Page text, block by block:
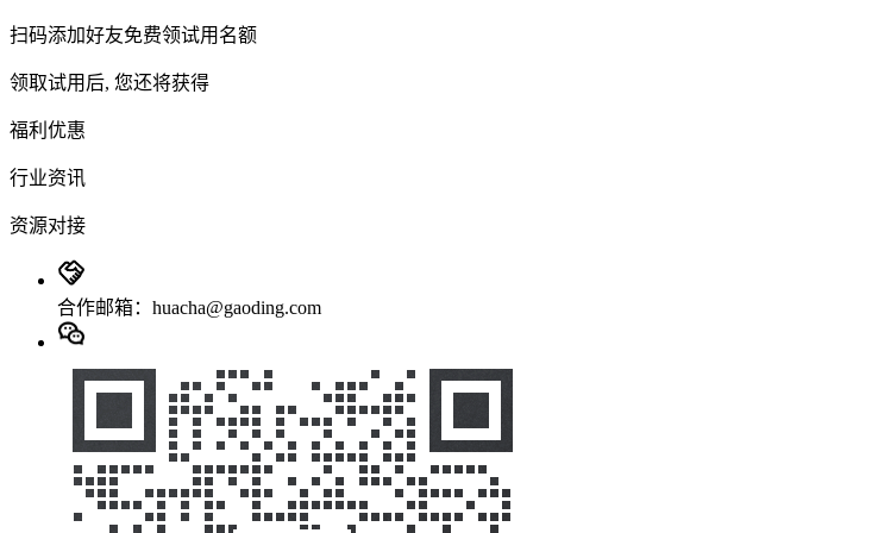
扫码添加好友免费领试用名额
领取试用后, 您还将获得
福利优惠
行业资讯
资源对接
合作邮箱：huacha@gaoding.com